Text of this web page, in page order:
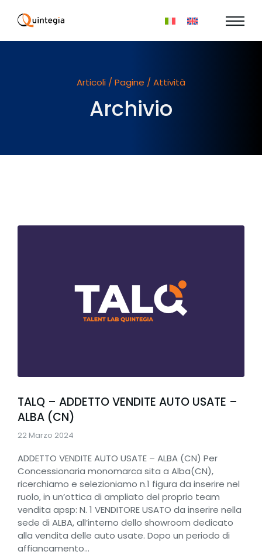
Articoli / Pagine / Attività
Archivio
TALQ – ADDETTO VENDITE AUTO USATE –
ALBA (CN)
22 Marzo 2024
ADDETTO VENDITE AUTO USATE – ALBA (CN) Per
Concessionaria monomarca sita a Alba(CN),
ricerchiamo e selezioniamo n.1 figura da inserire nel
ruolo, in un’ottica di ampliato del proprio team
vendita apsp: N. 1 VENDITORE USATO da inserire nella
sede di ALBA, all’interno dello showroom dedicato
alla vendita delle auto usate. Dopo un periodo di
affiancamento…